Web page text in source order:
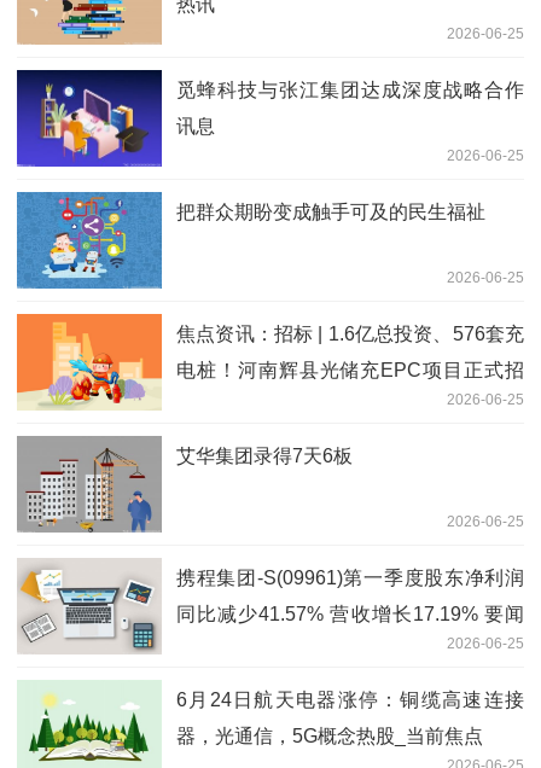
2026-06-25
觅蜂科技与张江集团达成深度战略合作
讯息
2026-06-25
把群众期盼变成触手可及的民生福祉
2026-06-25
焦点资讯：招标 | 1.6亿总投资、576套充
电桩！河南辉县光储充EPC项目正式招
2026-06-25
艾华集团录得7天6板
2026-06-25
携程集团-S(09961)第一季度股东净利润
同比减少41.57% 营收增长17.19% 要闻
2026-06-25
6月24日航天电器涨停：铜缆高速连接
器，光通信，5G概念热股_当前焦点